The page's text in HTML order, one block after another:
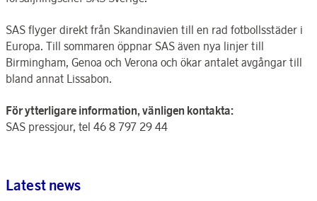
SAS flyger direkt från Skandinavien till en rad fotbollsstäder i
Europa. Till sommaren öppnar SAS även nya linjer till
Birmingham, Genoa och Verona och ökar antalet avgångar till
bland annat Lissabon.
För ytterligare information, vänligen kontakta:
SAS pressjour, tel 46 8 797 29 44
Latest news